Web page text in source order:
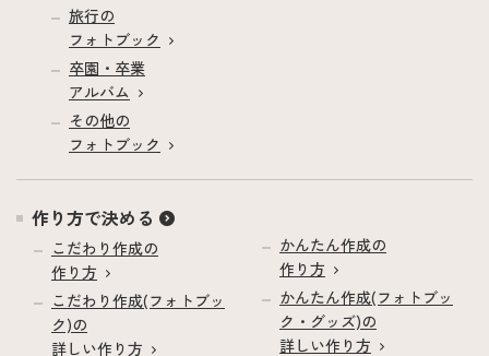
旅行の
フォトブック
卒園・卒業
アルバム
その他の
フォトブック
作り方で決める
こだわり作成の
作り方
こだわり作成(フォトブッ
ク)の
詳しい作り方
かんたん作成の
作り方
かんたん作成(フォトブッ
ク・グッズ)の
詳しい作り方